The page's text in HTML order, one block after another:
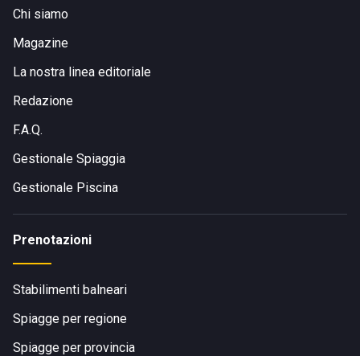
Chi siamo
Magazine
La nostra linea editoriale
Redazione
F.A.Q.
Gestionale Spiaggia
Gestionale Piscina
Prenotazioni
Stabilimenti balneari
Spiagge per regione
Spiagge per provincia